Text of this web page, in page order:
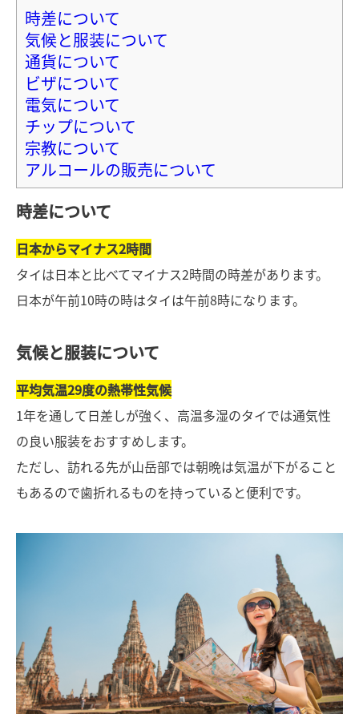
時差について
気候と服装について
通貨について
ビザについて
電気について
チップについて
宗教について
アルコールの販売について
時差について
日本からマイナス2時間
タイは日本と比べてマイナス2時間の時差があります。
日本が午前10時の時はタイは午前8時になります。
気候と服装について
平均気温29度の熱帯性気候
1年を通して日差しが強く、高温多湿のタイでは通気性
の良い服装をおすすめします。
ただし、訪れる先が山岳部では朝晩は気温が下がること
もあるので歯折れるものを持っていると便利です。